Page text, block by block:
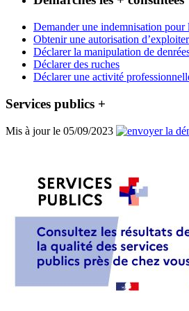
Demander une indemnisation pour
Obtenir une autorisation
Déclarer la manipulation de
Déclarer des ruches
Déclarer une activité
Services publics +
Mis à jour le 05/09/2023